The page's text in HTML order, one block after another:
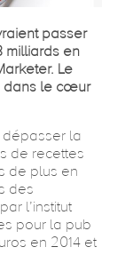
passer
milliards en
Le
dans le cœur
dépasser la
de recettes
de plus en
des
l’institut
pour la pub
en 2014 et